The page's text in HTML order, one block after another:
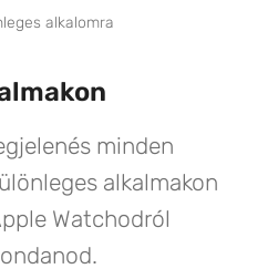
minden
alkalmakon
Watchodról